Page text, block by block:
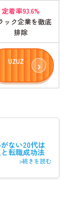
定着率93.6%
ック企業を徹底
排除
UZUZ
ない20代は
転職成功法
>続きを読む